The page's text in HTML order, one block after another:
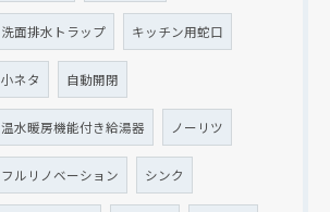
洗面排水トラップ キッチン用蛇口
小ネタ 自動開閉
温水暖房機能付き給湯器 ノーリツ
フルリノベーション シンク